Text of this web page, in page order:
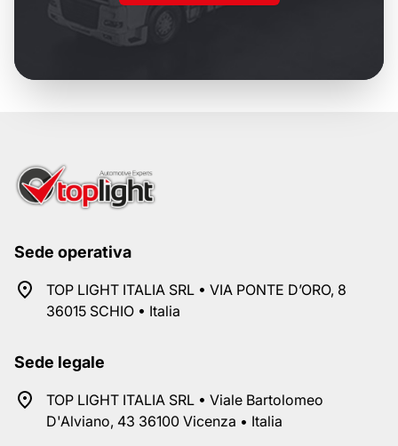
Sede operativa
TOP LIGHT ITALIA SRL • VIA PONTE D’ORO, 8
36015 SCHIO • Italia
Sede legale
TOP LIGHT ITALIA SRL • Viale Bartolomeo
D'Alviano, 43 36100 Vicenza • Italia